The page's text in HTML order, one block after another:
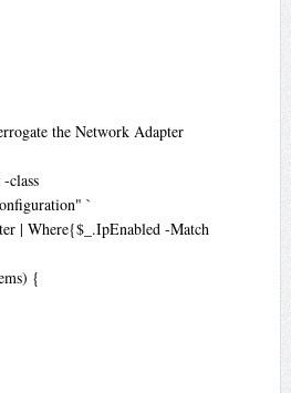
the Network Adapter
class
`
| Where{$_.IpEnabled -Match
{